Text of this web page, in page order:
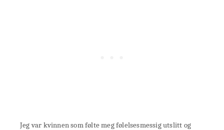
Jeg var kvinnen som følte meg følelsesmessig utslitt og